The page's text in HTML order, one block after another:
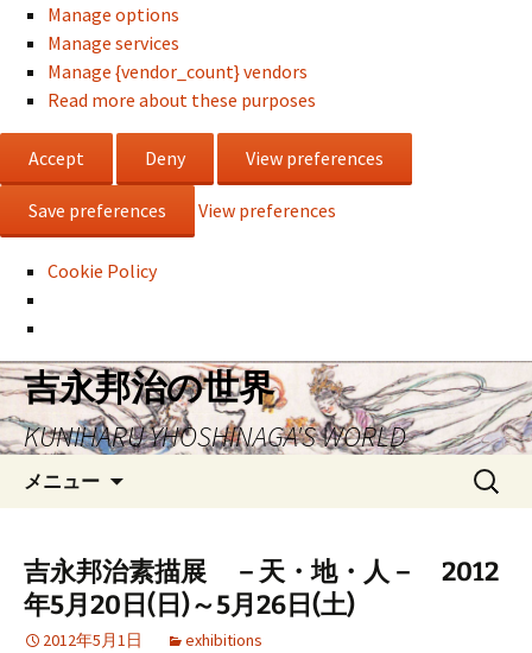
Manage options
Manage services
Manage {vendor_count} vendors
Read more about these purposes
Accept Deny View preferences
Save preferences View preferences
Cookie Policy
コ
ン
テ
ン
へ
吉永邦治の世界
KUNIHARU YHOSHINAGA'S WORLD
メニュー
検
索:
吉永邦治素描展 －天・地・人－ 2012
年5月20日(日)～5月26日(土)
2012年5月1日 exhibitions